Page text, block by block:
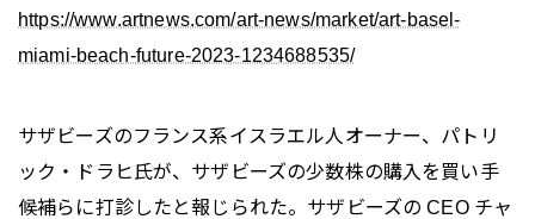
https://www.artnews.com/art-news/market/art-basel-
miami-beach-future-2023-1234688535/
サザビーズのフランス系イスラエル人オーナー、パトリ
ック・ドラヒ氏が、サザビーズの少数株の購入を買い手
候補らに打診したと報じられた。サザビーズの CEO チャ